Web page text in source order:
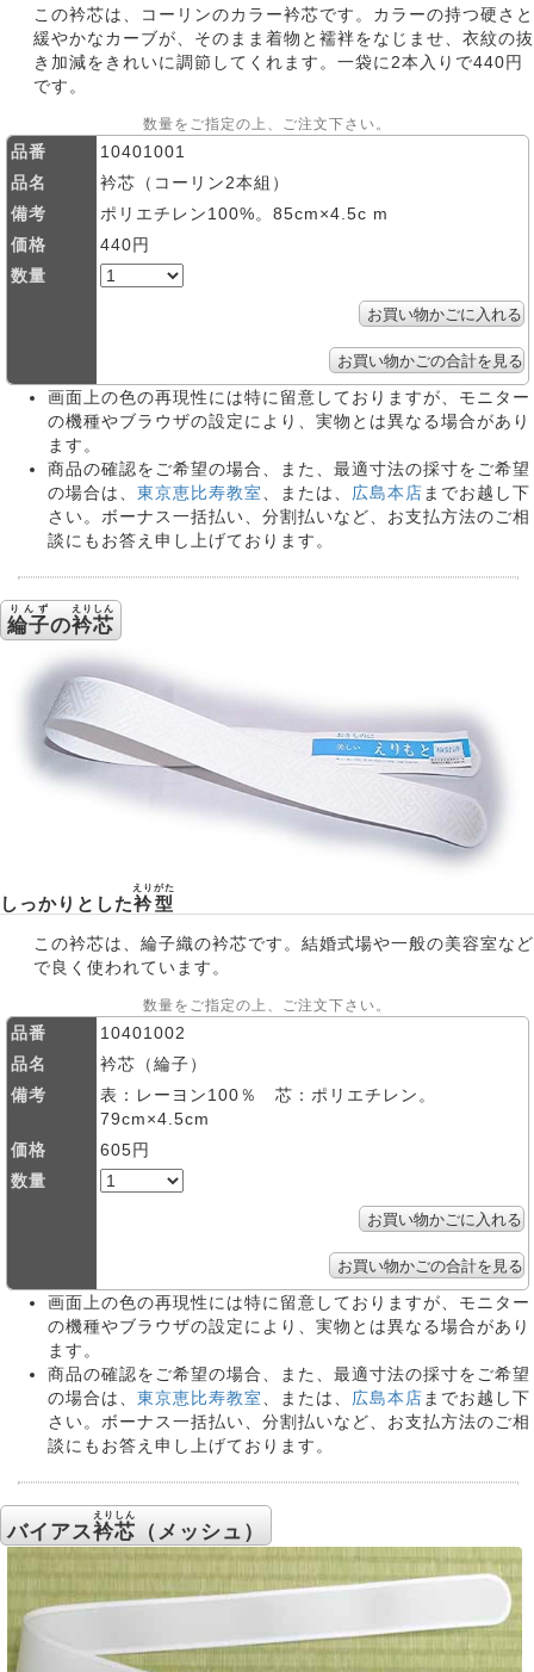
この衿芯は、コーリンのカラー衿芯です。カラーの持つ硬さと
緩やかなカーブが、そのまま着物と襦袢をなじませ、衣紋の抜
き加減をきれいに調節してくれます。一袋に2本入りで440円
です。
数量をご指定の上、ご注文下さい。
品番
10401001
品名
衿芯（コーリン2本組）
備考
ポリエチレン100%。85cm×4.5c m
価格
440円
数量
画面上の色の再現性には特に留意しておりますが、モニター
の機種やブラウザの設定により、実物とは異なる場合があり
ます。
商品の確認をご希望の場合、また、最適寸法の採寸をご希望
の場合は、 東京恵比寿教室 、または、 広島本店 までお越し下
さい。ボーナス一括払い、分割払いなど、お支払方法のご相
談にもお答え申し上げております。
綸子
りんず
の衿芯
えりしん
しっかりとした衿型
えりがた
この衿芯は、綸子織の衿芯です。結婚式場や一般の美容室など
で良く使われています。
数量をご指定の上、ご注文下さい。
品番
10401002
品名
衿芯（綸子）
備考
表：レーヨン100％ 芯：ポリエチレン。
79cm×4.5cm
価格
605円
数量
画面上の色の再現性には特に留意しておりますが、モニター
の機種やブラウザの設定により、実物とは異なる場合があり
ます。
商品の確認をご希望の場合、また、最適寸法の採寸をご希望
の場合は、 東京恵比寿教室 、または、 広島本店 までお越し下
さい。ボーナス一括払い、分割払いなど、お支払方法のご相
談にもお答え申し上げております。
バイアス衿芯
えりしん
（メッシュ）